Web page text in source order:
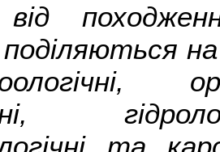
поділяються